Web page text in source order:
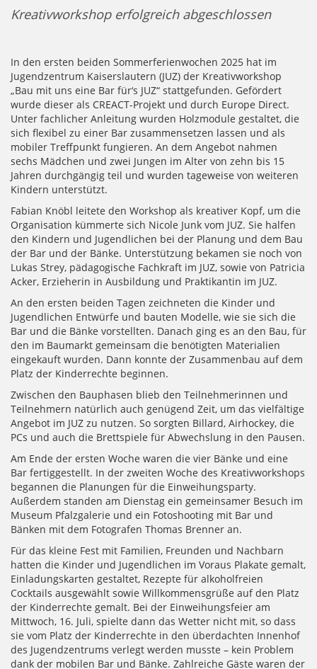
Kreativworkshop erfolgreich abgeschlossen
In den ersten beiden Sommerferienwochen 2025 hat im
Jugendzentrum Kaiserslautern (JUZ) der Kreativworkshop
„Bau mit uns eine Bar für‘s JUZ“ stattgefunden. Gefördert
wurde dieser als CREACT-Projekt und durch Europe Direct.
Unter fachlicher Anleitung wurden Holzmodule gestaltet, die
sich flexibel zu einer Bar zusammensetzen lassen und als
mobiler Treffpunkt fungieren. An dem Angebot nahmen
sechs Mädchen und zwei Jungen im Alter von zehn bis 15
Jahren durchgängig teil und wurden tageweise von weiteren
Kindern unterstützt.
Fabian Knöbl leitete den Workshop als kreativer Kopf, um die
Organisation kümmerte sich Nicole Junk vom JUZ. Sie halfen
den Kindern und Jugendlichen bei der Planung und dem Bau
der Bar und der Bänke. Unterstützung bekamen sie noch von
Lukas Strey, pädagogische Fachkraft im JUZ, sowie von Patricia
Acker, Erzieherin in Ausbildung und Praktikantin im JUZ.
An den ersten beiden Tagen zeichneten die Kinder und
Jugendlichen Entwürfe und bauten Modelle, wie sie sich die
Bar und die Bänke vorstellten. Danach ging es an den Bau, für
den im Baumarkt gemeinsam die benötigten Materialien
eingekauft wurden. Dann konnte der Zusammenbau auf dem
Platz der Kinderrechte beginnen.
Zwischen den Bauphasen blieb den Teilnehmerinnen und
Teilnehmern natürlich auch genügend Zeit, um das vielfältige
Angebot im JUZ zu nutzen. So sorgten Billard, Airhockey, die
PCs und auch die Brettspiele für Abwechslung in den Pausen.
Am Ende der ersten Woche waren die vier Bänke und eine
Bar fertiggestellt. In der zweiten Woche des Kreativworkshops
begannen die Planungen für die Einweihungsparty.
Außerdem standen am Dienstag ein gemeinsamer Besuch im
Museum Pfalzgalerie und ein Fotoshooting mit Bar und
Bänken mit dem Fotografen Thomas Brenner an.
Für das kleine Fest mit Familien, Freunden und Nachbarn
hatten die Kinder und Jugendlichen im Voraus Plakate gemalt,
Einladungskarten gestaltet, Rezepte für alkoholfreien
Cocktails ausgewählt sowie Willkommensgrüße auf den Platz
der Kinderrechte gemalt. Bei der Einweihungsfeier am
Mittwoch, 16. Juli, spielte dann das Wetter nicht mit, so dass
sie vom Platz der Kinderrechte in den überdachten Innenhof
des Jugendzentrums verlegt werden musste – kein Problem
dank der mobilen Bar und Bänke. Zahlreiche Gäste waren der